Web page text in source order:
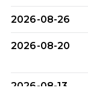
2026-08-26
2026-08-20
2026-08-13